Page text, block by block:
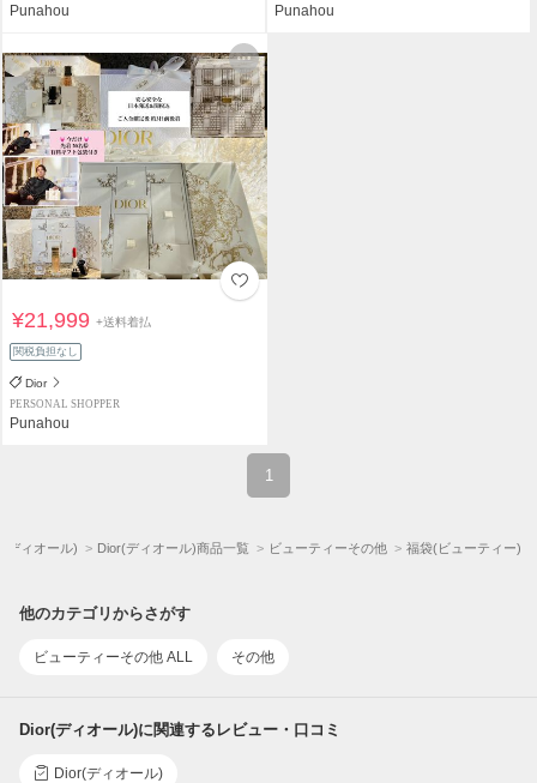
Punahou Punahou
¥21,999+送料着払
関税負担なし
Dior
PERSONAL SHOPPER
Punahou
1
ディオール) Dior(ディオール)商品一覧 ビューティーその他 福袋(ビューティー)
他のカテゴリからさがす
ビューティーその他 ALL その他
Dior(ディオール)に関連するレビュー・口コミ
Dior(ディオール)